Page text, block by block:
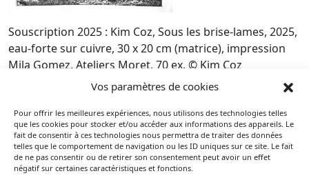
Vos paramètres de cookies
Pour offrir les meilleures expériences, nous utilisons des technologies telles
que les cookies pour stocker et/ou accéder aux informations des appareils. Le
fait de consentir à ces technologies nous permettra de traiter des données
telles que le comportement de navigation ou les ID uniques sur ce site. Le fait
de ne pas consentir ou de retirer son consentement peut avoir un effet
négatif sur certaines caractéristiques et fonctions.
Souscription 2025 : Kim Coz, Sous les brise-lames, 2025,
eau-forte sur cuivre, 30 x 20 cm (matrice), impression
Mila Gomez, Ateliers Moret, 70 ex. © Kim Coz
« L’entaille, association Pointe et Burin et Fondation
Taylor », jusqu’au 7 juin 2025, Fondation Taylor, 1, rue La
Bruyère, 75009 Paris. Du mardi au samedi de 13h à 19h.
Tél. : 01 48 74 85 24.taylor.fr
« L’œil d’or », Michel Melot,Nouvelles de l’estampe